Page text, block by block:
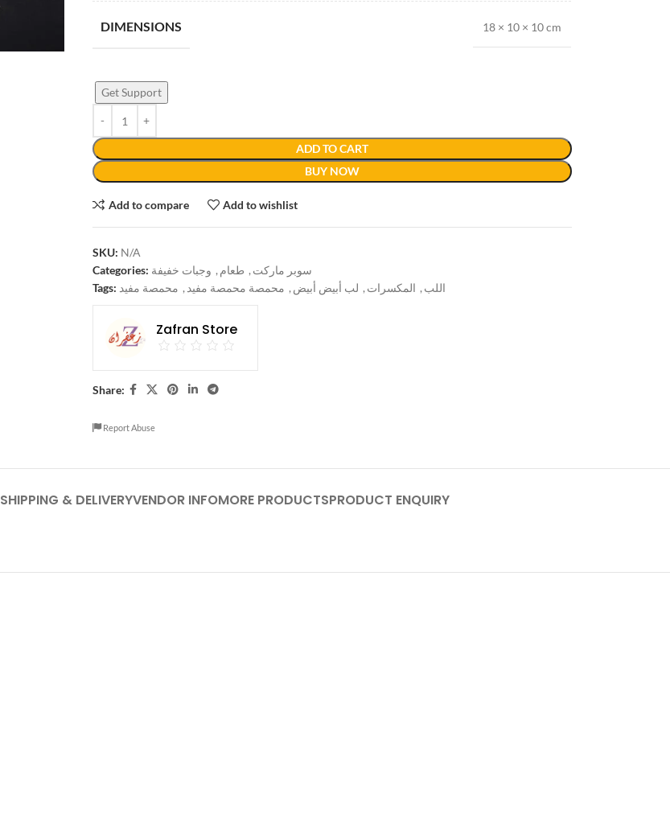
DIMENSIONS 18 × 10 × 10 cm
ADD TO CART
BUY NOW
Get Support
Add to compare Add to wishlist
SKU: N/A
Categories:
سوبر ماركت , طعام , وجبات خفيفة
Tags:
اللب , المكسرات , لب أبيض أبيض , محمصة محمصة مفيد , محمصة مفيد
Zafran Store
Share:
Report Abuse
SHIPPING & DELIVERYVENDOR INFOMORE PRODUCTSPRODUCT ENQUIRY